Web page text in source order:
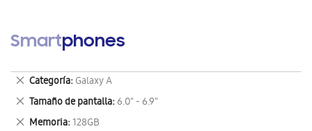
Smartphones
Categoría Galaxy A
Eliminar
este
artículo
Tamaño de pantalla 6.0" - 6.9"
Eliminar
este
Memoria 128GB
Eliminar